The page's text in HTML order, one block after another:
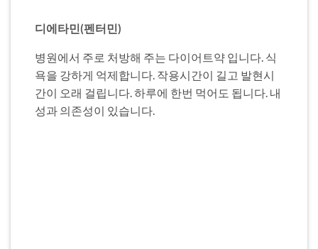
디에타민(펜터민)
병원에서 주로 처방해 주는 다이어트약 입니다. 식
욕을 강하게 억제합니다. 작용시간이 길고 발현시
간이 오래 걸립니다. 하루에 한번 먹어도 됩니다. 내
성과 의존성이 있습니다.